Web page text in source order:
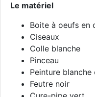
Le matériel
Boite à oeufs en
Ciseaux
Colle blanche
Pinceau
Peinture
Feutre noir